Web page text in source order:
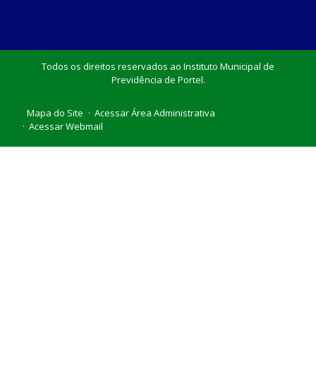
Todos os direitos reservados ao Instituto Municipal de
Previdência de Portel.
Mapa do Site
Acessar Área Administrativa
Acessar Webmail